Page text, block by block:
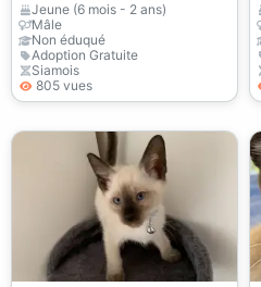
Jeune (6 mois - 2 ans)
Mâle
Non éduqué
Adoption Gratuite
Siamois
805 vues